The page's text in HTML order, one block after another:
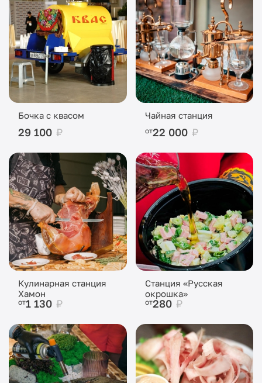
Бочка с квасом
29 100 ₽
Чайная станция
от22 000 ₽
Кулинарная станция
Хамон
от1 130 ₽
Станция «Русская
окрошка»
от280 ₽